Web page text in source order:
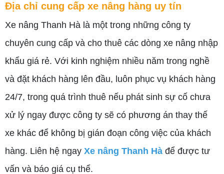
Địa chỉ cung cấp xe nâng hàng uy tín
Xe nâng Thanh Hà là một trong những công ty
chuyên cung cấp và cho thuê các dòng xe nâng nhập
khẩu giá rẻ. Với kinh nghiệm nhiều năm trong nghề
và đặt khách hàng lên đầu, luôn phục vụ khách hàng
24/7, trong quá trình thuê nếu phát sinh sự cố chưa
xử lý ngay được công ty sẽ có phương án thay thế
xe khác để không bị gián đoạn công việc của khách
hàng. Liên hệ ngay Xe nâng Thanh Hà để được tư
vấn và báo giá cụ thể.